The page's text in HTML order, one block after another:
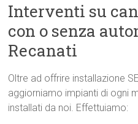
Interventi su
con o senza
Recanati
Oltre ad offrire installazione
aggiorniamo impianti di ogni
installati da noi. Effettuiamo: